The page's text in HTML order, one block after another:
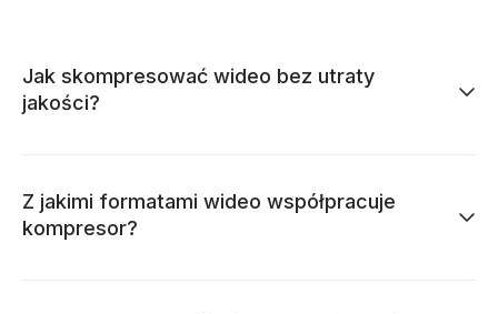
Jak skompresować wideo bez utraty
jakości?
Z jakimi formatami wideo współpracuje
kompresor?